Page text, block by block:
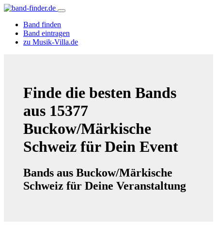
Band finden
Band eintragen
zu Musik-Villa.de
Finde die besten Bands
aus 15377
Buckow/Märkische
Schweiz für Dein Event
Bands aus Buckow/Märkische
Schweiz für Deine Veranstaltung